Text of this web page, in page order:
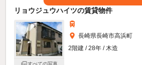
リョウジュウハイツの賃貸物件
すべての写真
長崎県長崎市高浜町
2階建 / 28年 / 木造